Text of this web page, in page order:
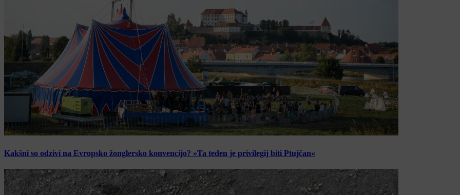
Kakšni so odzivi na Evropsko žonglersko konvencijo? »Ta teden je privilegij biti Ptujčan«